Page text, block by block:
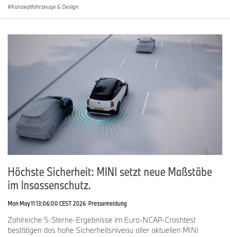
Konzeptfahrzeuge & Design
Höchste Sicherheit: MINI setzt neue Maßstäbe
im Insassenschutz.
Mon May 11 13:06:00 CEST 2026 Pressemeldung
Zahlreiche 5-Sterne-Ergebnisse im Euro-NCAP-Crashtest
bestätigen das hohe Sicherheitsniveau aller aktuellen MINI